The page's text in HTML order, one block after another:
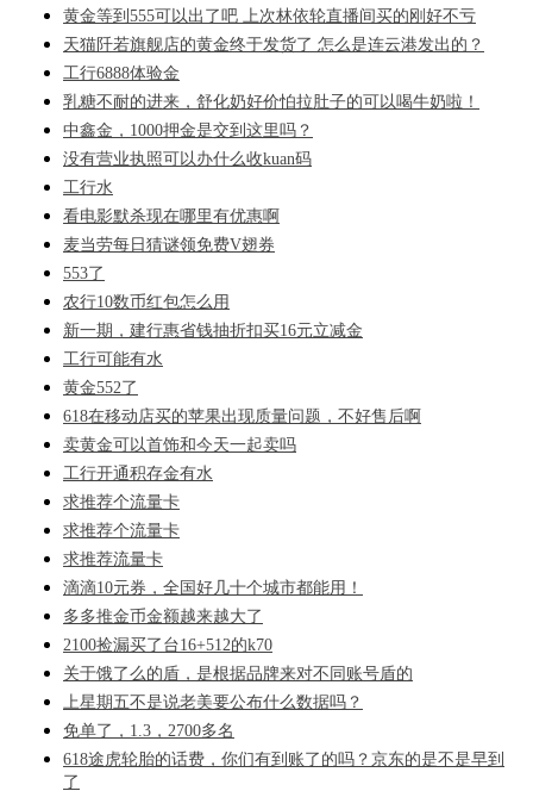
黄金等到555可以出了吧 上次林依轮直播间买的刚好不亏
天猫阡若旗舰店的黄金终于发货了 怎么是连云港发出的？
工行6888体验金
乳糖不耐的进来，舒化奶好价怕拉肚子的可以喝牛奶啦！
中鑫金，1000押金是交到这里吗？
没有营业执照可以办什么收kuan码
工行水
看电影默杀现在哪里有优惠啊
麦当劳每日猜谜领免费V翅券
553了
农行10数币红包怎么用
新一期，建行惠省钱抽折扣买16元立减金
工行可能有水
黄金552了
618在移动店买的苹果出现质量问题，不好售后啊
卖黄金可以首饰和今天一起卖吗
工行开通积存金有水
求推荐个流量卡
求推荐个流量卡
求推荐流量卡
滴滴10元券，全国好几十个城市都能用！
多多推金币金额越来越大了
2100捡漏买了台16+512的k70
关于饿了么的盾，是根据品牌来对不同账号盾的
上星期五不是说老美要公布什么数据吗？
免单了，1.3，2700多名
618途虎轮胎的话费，你们有到账了的吗？京东的是不是早到
了